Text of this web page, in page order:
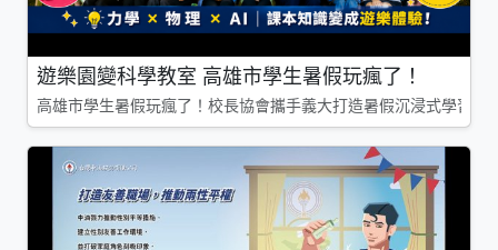
遊樂園變科學教室 高雄市學生暑假玩瘋了！
高雄市學生暑假玩瘋了！校長協會攜手義大打造暑假沉浸式學習基